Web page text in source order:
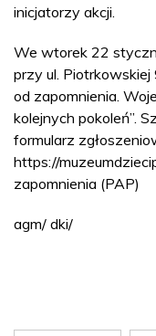
inicjatorzy akcji.
We wtorek 22
przy ul. Piotrkowskiej
od zapomnienia.
kolejnych pokoleń”.
formularz
https://
zapomnienia (PAP)
agm/ dki/